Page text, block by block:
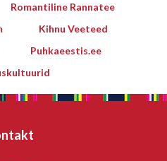
Romantiline Rannatee
Kihnu Veeteed
Puhkaeestis.ee